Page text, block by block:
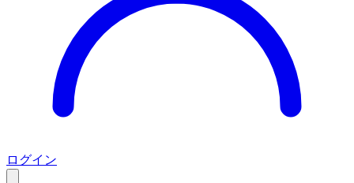
ログイン